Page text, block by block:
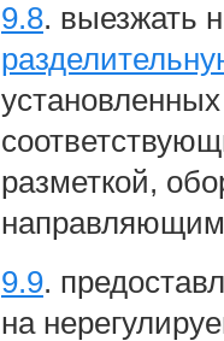
9.8. выезжать
разметкой,
9.9.
на